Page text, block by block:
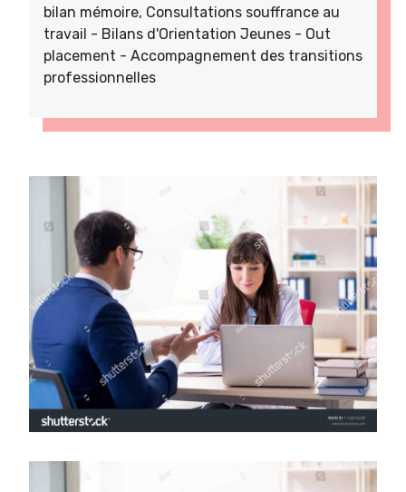
bilan mémoire, Consultations souffrance au
travail - Bilans d'Orientation Jeunes - Out
placement - Accompagnement des transitions
professionnelles